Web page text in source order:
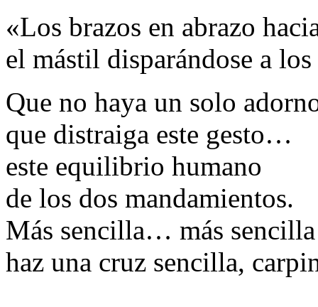
«Los brazos en abrazo
el mástil disparándose a
Que no haya un solo
que distraiga este gesto…
este equilibrio humano
de los dos mandamientos.
Más sencilla… más
haz una cruz sencilla,